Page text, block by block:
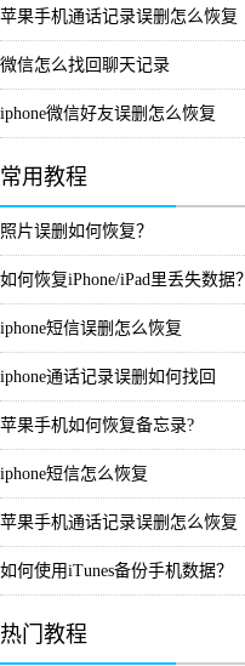
苹果手机通话记录误删怎么恢复
微信怎么找回聊天记录
iphone微信好友误删怎么恢复
常用教程
照片误删如何恢复？
如何恢复iPhone/iPad里丢失数据？
iphone短信误删怎么恢复
iphone通话记录误删如何找回
苹果手机如何恢复备忘录?
iphone短信怎么恢复
苹果手机通话记录误删怎么恢复
如何使用iTunes备份手机数据？
热门教程